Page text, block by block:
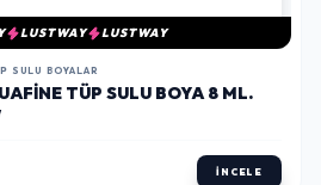
LUSTWAY LUSTWAY
SULU BOYALAR
TÜP SULU BOYA 8 ML.
İNCELE